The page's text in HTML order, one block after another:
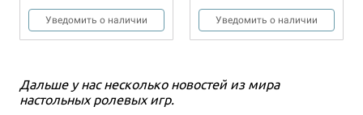
Уведомить о наличии Уведомить о наличии
Дальше у нас несколько новостей из мира
настольных ролевых игр.